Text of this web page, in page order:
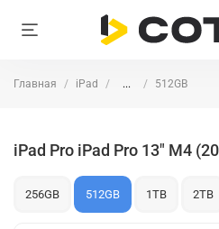
Главная iPad ... 512GB
iPad Pro iPad Pro 13" M4
256GB 512GB 1TB 2TB